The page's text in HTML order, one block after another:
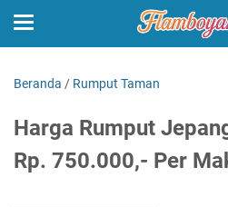
Beranda / Rumput Taman
Harga Rumput
Rp. 750.000,- Per